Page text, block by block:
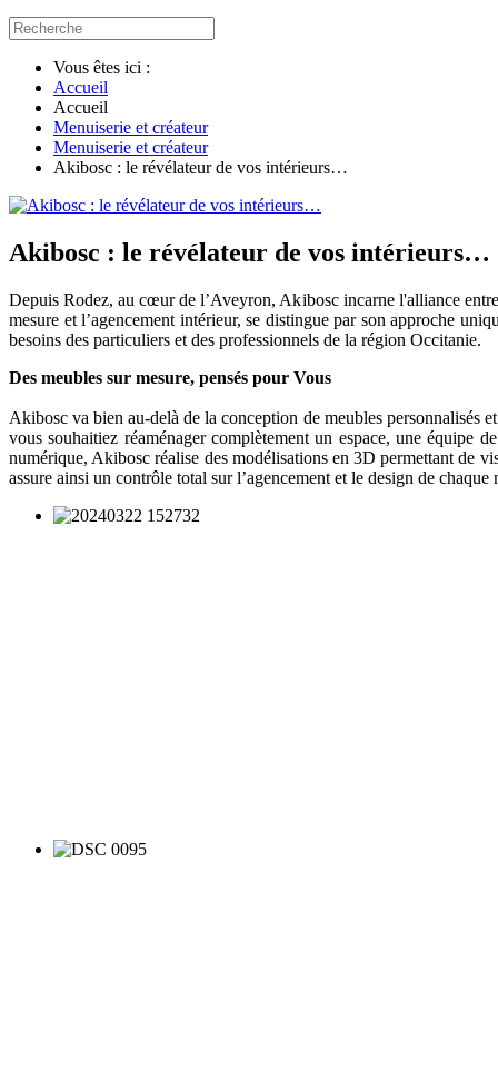
Vous êtes ici :
Accueil
Accueil
Menuiserie et créateur
Menuiserie et créateur
Akibosc : le révélateur de vos intérieurs…
Akibosc : le révélateur de vos intérieurs…
Depuis Rodez, au cœur de l’Aveyron, Akibosc incarne l'alliance
mesure et l’agencement intérieur, se distingue par son approche
besoins des particuliers et des professionnels de la région Occitanie.
Des meubles sur mesure, pensés pour Vous
Akibosc va bien au-delà de la conception de meubles personnalisés
vous souhaitiez réaménager complètement un espace, une équipe
numérique, Akibosc réalise des modélisations en 3D permettant de
assure ainsi un contrôle total sur l’agencement et le design de